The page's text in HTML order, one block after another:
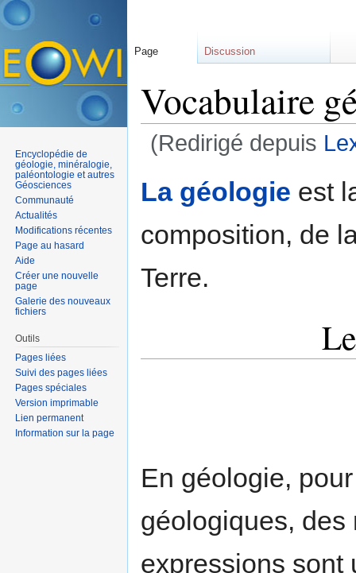
Vocabulaire
(Redirigé depuis
La géologie est
composition, de
Terre.
En géologie,
géologiques, des
expressions sont
Page Discussion
Encyclopédie de
géologie, minéralogie,
paléontologie et autres
Géosciences
Communauté
Actualités
Modifications récentes
Page au hasard
Aide
Créer une nouvelle
page
Galerie des nouveaux
fichiers
Outils
Pages liées
Suivi des pages liées
Pages spéciales
Version imprimable
Lien permanent
Information sur la page